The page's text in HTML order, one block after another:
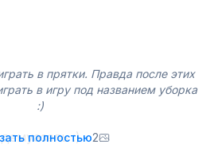
в прятки. Правда после этих
в игру под названием уборка
:)
:)
полностью2